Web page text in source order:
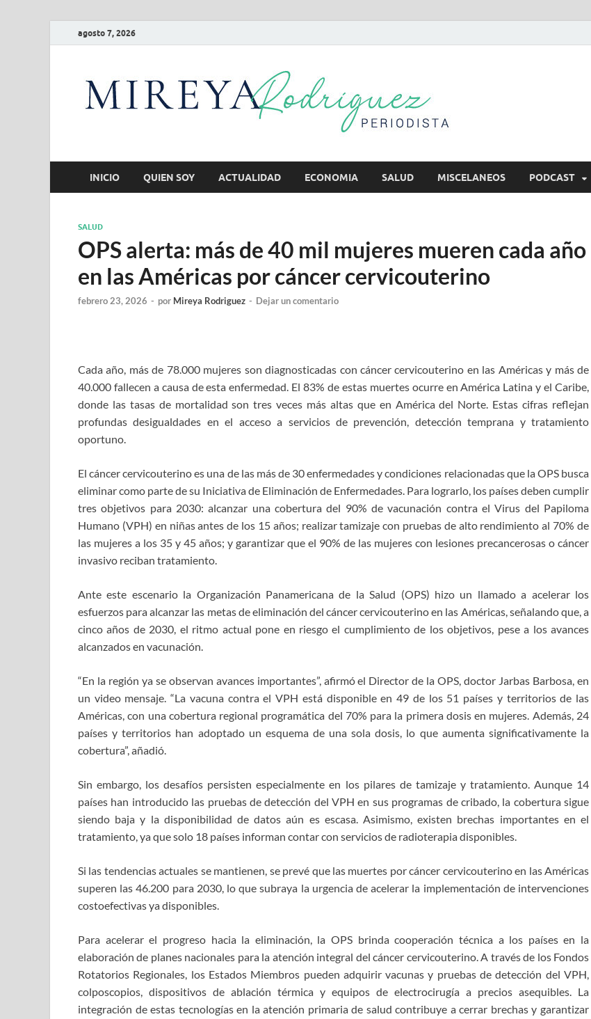
agosto 7, 2026
INICIO QUIEN SOY ACTUALIDAD ECONOMIA SALUD MISCELANEOS PODCAST
SALUD
OPS alerta: más de 40 mil mujeres mueren cada año
en las Américas por cáncer cervicouterino
febrero 23, 2026 - por Mireya Rodriguez - Dejar un comentario
Cada año, más de 78.000 mujeres son diagnosticadas con cáncer cervicouterino en las Américas y más de
40.000 fallecen a causa de esta enfermedad. El 83% de estas muertes ocurre en América Latina y el Caribe,
donde las tasas de mortalidad son tres veces más altas que en América del Norte. Estas cifras reflejan
profundas desigualdades en el acceso a servicios de prevención, detección temprana y tratamiento
oportuno.
El cáncer cervicouterino es una de las más de 30 enfermedades y condiciones relacionadas que la OPS busca
eliminar como parte de su Iniciativa de Eliminación de Enfermedades. Para lograrlo, los países deben cumplir
tres objetivos para 2030: alcanzar una cobertura del 90% de vacunación contra el Virus del Papiloma
Humano (VPH) en niñas antes de los 15 años; realizar tamizaje con pruebas de alto rendimiento al 70% de
las mujeres a los 35 y 45 años; y garantizar que el 90% de las mujeres con lesiones precancerosas o cáncer
invasivo reciban tratamiento.
Ante este escenario la Organización Panamericana de la Salud (OPS) hizo un llamado a acelerar los
esfuerzos para alcanzar las metas de eliminación del cáncer cervicouterino en las Américas, señalando que, a
cinco años de 2030, el ritmo actual pone en riesgo el cumplimiento de los objetivos, pese a los avances
alcanzados en vacunación.
“En la región ya se observan avances importantes”, afirmó el Director de la OPS, doctor Jarbas Barbosa, en
un video mensaje. “La vacuna contra el VPH está disponible en 49 de los 51 países y territorios de las
Américas, con una cobertura regional programática del 70% para la primera dosis en mujeres. Además, 24
países y territorios han adoptado un esquema de una sola dosis, lo que aumenta significativamente la
cobertura”, añadió.
Sin embargo, los desafíos persisten especialmente en los pilares de tamizaje y tratamiento. Aunque 14
países han introducido las pruebas de detección del VPH en sus programas de cribado, la cobertura sigue
siendo baja y la disponibilidad de datos aún es escasa. Asimismo, existen brechas importantes en el
tratamiento, ya que solo 18 países informan contar con servicios de radioterapia disponibles.
Si las tendencias actuales se mantienen, se prevé que las muertes por cáncer cervicouterino en las Américas
superen las 46.200 para 2030, lo que subraya la urgencia de acelerar la implementación de intervenciones
costoefectivas ya disponibles.
Para acelerar el progreso hacia la eliminación, la OPS brinda cooperación técnica a los países en la
elaboración de planes nacionales para la atención integral del cáncer cervicouterino. A través de los Fondos
Rotatorios Regionales, los Estados Miembros pueden adquirir vacunas y pruebas de detección del VPH,
colposcopios, dispositivos de ablación térmica y equipos de electrocirugía a precios asequibles. La
integración de estas tecnologías en la atención primaria de salud contribuye a cerrar brechas y garantizar